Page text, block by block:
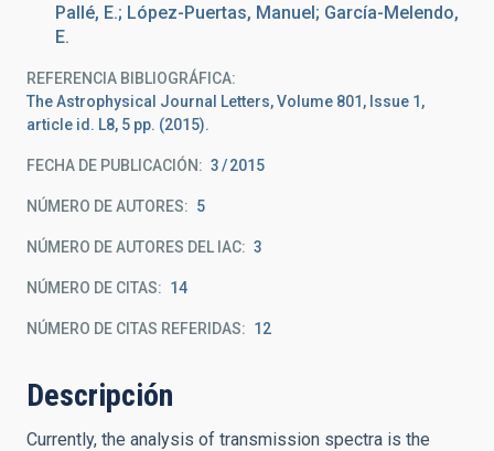
Pallé, E.; López-Puertas, Manuel; García-Melendo,
E.
REFERENCIA BIBLIOGRÁFICA
The Astrophysical Journal Letters, Volume 801, Issue 1,
article id. L8, 5 pp. (2015).
FECHA DE PUBLICACIÓN: 3 2015
NÚMERO DE AUTORES 5
NÚMERO DE AUTORES DEL IAC 3
NÚMERO DE CITAS 14
NÚMERO DE CITAS REFERIDAS 12
Descripción
Currently, the analysis of transmission spectra is the